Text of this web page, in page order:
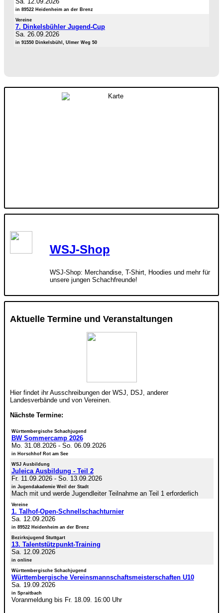
in 89522 Heidenheim an der Brenz
Vereine
7. Dinkelsbühler Jugend-Cup
Sa. 26.09.2026
in 91550 Dinkelsbühl, Ulmer Weg 50
WSJ-Shop
WSJ-Shop: Merchandise, T-Shirt, Hoodies und mehr für
unsere jungen Schachfreunde!
Aktuelle Termine und Veranstaltungen
Hier findet ihr Ausschreibungen der WSJ, DSJ, anderer
Landesverbände und von Vereinen.
Nächste Termine:
Württembergische Schachjugend
BW Sommercamp 2026
Mo. 31.08.2026- So. 06.09.2026
in Horschhof Rot am See
WSJ Ausbildung
Juleica Ausbildung - Teil 2
Fr. 11.09.2026- So. 13.09.2026
in Jugendakademie Weil der Stadt
Mach mit und werde Jugendleiter Teilnahme an Teil 1 erforderlich
Vereine
1. Talhof-Open-Schnellschachturnier
Sa. 12.09.2026
in 89522 Heidenheim an der Brenz
Bezirksjugend Stuttgart
13. Talentstützpunkt-Training
Sa. 12.09.2026
in online
Württembergische Schachjugend
Württembergische Vereinsmannschaftsmeisterschaften U10
Sa. 19.09.2026
in Spraitbach
Voranmeldung bis Fr. 18.09. 16:00 Uhr